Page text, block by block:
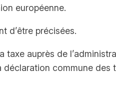
européenne.
d’être précisées.
auprès de
commune